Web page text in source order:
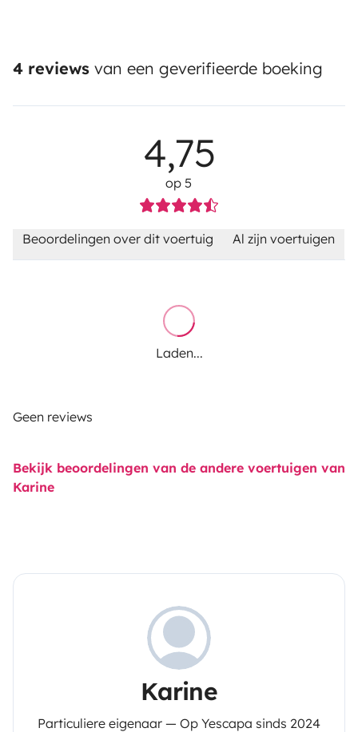
4 reviews van een geverifieerde boeking
4,75
op 5
Beoordelingen over dit voertuig Al zijn voertuigen
Laden...
Geen reviews
Bekijk beoordelingen van de andere voertuigen van
Karine
Karine
Particuliere eigenaar — Op Yescapa sinds 2024